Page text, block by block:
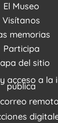
El Museo
de
Noticias
PQRSDF
Visítanos
Visítanos
tus
/
memorias
de
/ CASA
del
Proyectos
de
Editorial
Participa
Estímulos
del sitio
acceso a la
pública